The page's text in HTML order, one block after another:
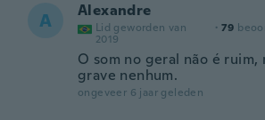
A Alexandre
Lid geworden van
2019
· 79
O som no geral não é ruim,
grave nenhum.
ongeveer 6 jaar geleden